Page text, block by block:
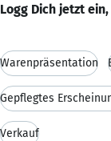
Logg Dich jetzt
Warenpräsentation
Gepflegtes
Verkauf